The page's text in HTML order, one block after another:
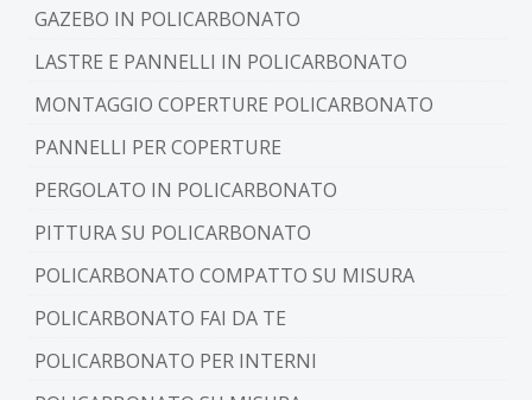
GAZEBO IN POLICARBONATO
LASTRE E PANNELLI IN POLICARBONATO
MONTAGGIO COPERTURE POLICARBONATO
PANNELLI PER COPERTURE
PERGOLATO IN POLICARBONATO
PITTURA SU POLICARBONATO
POLICARBONATO COMPATTO SU MISURA
POLICARBONATO FAI DA TE
POLICARBONATO PER INTERNI